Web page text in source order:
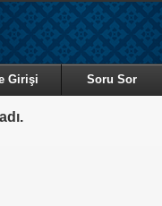
Girişi Soru Sor